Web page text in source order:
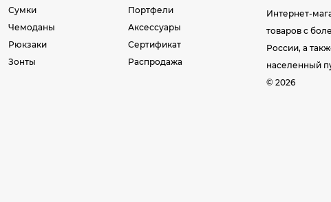
Сумки
Чемоданы
Рюкзаки
Зонты
Портфели
Аксессуары
Сертификат
Распродажа
Интернет-
товаров c
России, а
населенный
© 2026